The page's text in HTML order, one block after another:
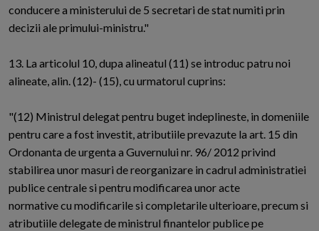
conducere a ministerului de 5 secretari de stat numiti prin
decizii ale primului-ministru."
13. La articolul 10, dupa alineatul (11) se introduc patru noi
alineate, alin. (12)- (15), cu urmatorul cuprins:
"(12) Ministrul delegat pentru buget indeplineste, in domeniile
pentru care a fost investit, atributiile prevazute la art. 15 din
Ordonanta de urgenta a Guvernului nr. 96/ 2012 privind
stabilirea unor masuri de reorganizare in cadrul administratiei
publice centrale si pentru modificarea unor acte
normative cu modificarile si completarile ulterioare, precum si
atributiile delegate de ministrul finantelor publice pe